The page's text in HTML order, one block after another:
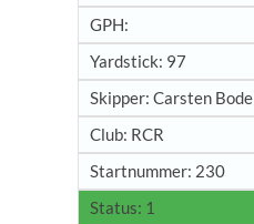
97
Carsten Bode
RCR
230
1